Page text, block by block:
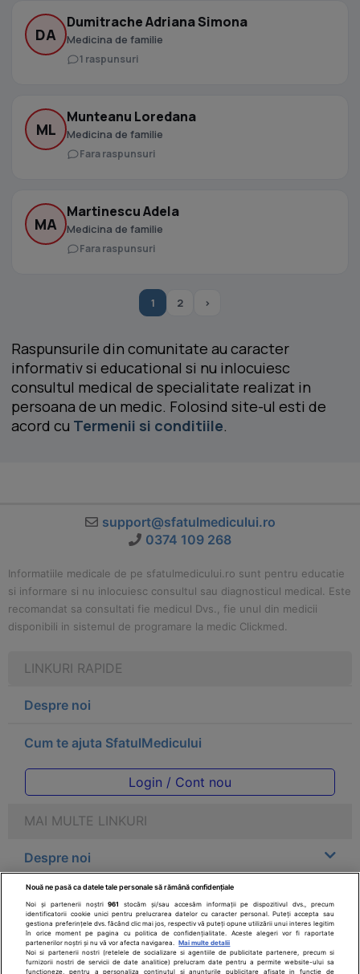
DA
Dumitrache Adriana Simona
Medicina de familie
1 raspunsuri
ML
Munteanu Loredana
Medicina de familie
Fara raspunsuri
MA
Martinescu Adela
Medicina de familie
Fara raspunsuri
1 2 ›
Raspunsurile din comunitate au caracter
informativ si educational si nu inlocuiesc
consultul medical de specialitate realizat in
persoana de un medic. Folosind site-ul esti de
acord cu Termenii si conditiile.
support@sfatulmedicului.ro
0374 109 268
Informatiile medicale de pe sfatulmedicului.ro sunt pentru educatie
si informare si nu inlocuiesc consultul sau diagnosticul medical. Este
recomandat sa consultati fie medicul Dvs., fie unul din medicii
disponibili in sistemul de programare la medic Clickmed.
LINKURI RAPIDE
Despre noi
Cum te ajuta SfatulMedicului
Login / Cont nou
MAI MULTE LINKURI
Despre noi
Legal
Drepturile consumatorului
Parteneri
Nouă ne pasă ca datele tale personale să rămână confidențiale
Noi și partenerii noștri961
stocăm și/sau accesăm informații pe dispozitivul dvs., precum
identificatorii cookie unici pentru prelucrarea datelor cu caracter personal. Puteți accepta sau
gestiona preferințele dvs. făcând clic mai jos, respectiv vă puteți opune utilizării unui interes legitim
în orice moment pe pagina cu politica de confidențialitate. Aceste alegeri vor fi raportate
partenerilor noștri și nu vă vor afecta navigarea.
Mai multe detalii
Noi si partenerii nostri (retelele de socializare si agentiile de publicitate partenere, precum si
furnizorii nostri de servicii de date analitice) prelucram date pentru a permite website-ului sa
functioneze, pentru a personaliza continutul si anunturile publicitare afisate in functie de